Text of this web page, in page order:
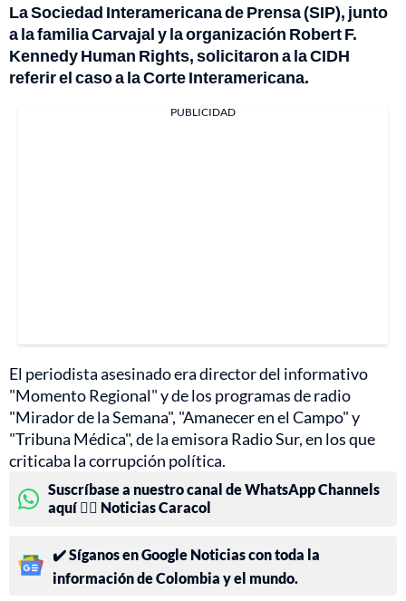
La Sociedad Interamericana de Prensa (SIP), junto
a la familia Carvajal y la organización Robert F.
Kennedy Human Rights, solicitaron a la CIDH
referir el caso a la Corte Interamericana.
PUBLICIDAD
El periodista asesinado era director del informativo
"Momento Regional" y de los programas de radio
"Mirador de la Semana", "Amanecer en el Campo" y
"Tribuna Médica", de la emisora Radio Sur, en los que
criticaba la corrupción política.
Suscríbase a nuestro canal de WhatsApp Channels
aquí 👉🏻 Noticias Caracol
✔️ Síganos en Google Noticias con toda la
información de Colombia y el mundo.